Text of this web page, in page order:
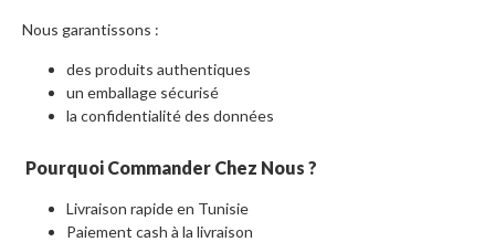
Nous garantissons :
des produits authentiques
un emballage sécurisé
la confidentialité des données
Pourquoi Commander Chez Nous ?
Livraison rapide en Tunisie
Paiement cash à la livraison